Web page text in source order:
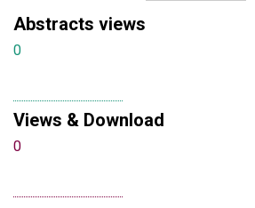
Abstracts views
0
Views & Download
0